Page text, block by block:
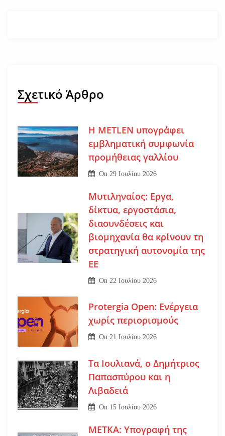
Σχετικό Άρθρο
Η METLEN υπογράφει
εμβληματική συμφωνία
προμήθειας γαλλίου
On 29 Ιουλίου 2026
Μυτιληναίος: Εργα,
δίκτυα, εργοστάσια,
διασυνδέσεις και
βιομηχανία θα κρίνουν τη
στρατηγική αυτονομία της
ΕΕ
On 22 Ιουλίου 2026
Protergia Open: Ενέργεια
χωρίς περιορισμούς
On21 Ιουλίου 2026
Τα Ιουλιανά, ο Δημήτριος
Παπασπύρου και η
Λιβαδειά
On 15 Ιουλίου 2026
ΜΕΤΚΑ: Υπογραφή της